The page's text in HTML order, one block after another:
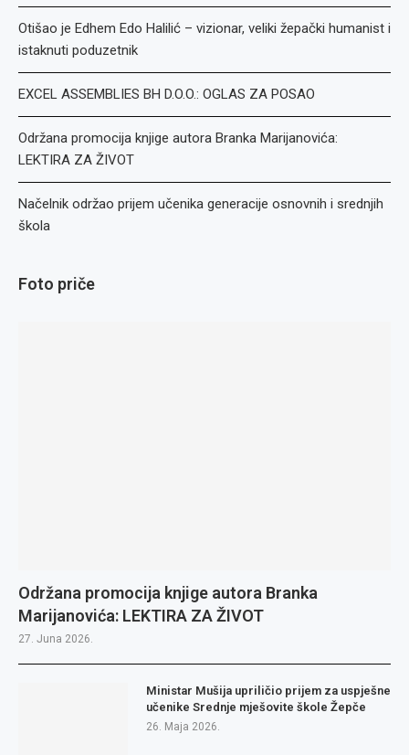
Otišao je Edhem Edo Halilić – vizionar, veliki žepački humanist i
istaknuti poduzetnik
EXCEL ASSEMBLIES BH D.O.O.: OGLAS ZA POSAO
Održana promocija knjige autora Branka Marijanovića:
LEKTIRA ZA ŽIVOT
Načelnik održao prijem učenika generacije osnovnih i srednjih
škola
Foto priče
Održana promocija knjige autora Branka
Marijanovića: LEKTIRA ZA ŽIVOT
27. Juna 2026.
Ministar Mušija upriličio prijem za uspješne
učenike Srednje mješovite škole Žepče
26. Maja 2026.